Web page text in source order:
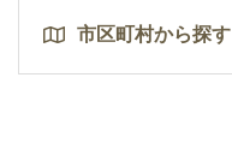
市区町村から探す